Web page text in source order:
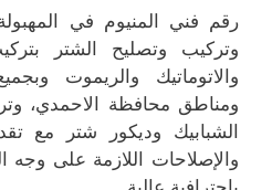
رقم فني المنيوم في
وتركيب وتصليح الشتر
والاتوماتيك والريموت
ومناطق محافظة الاحمدي،
الشبابيك وديكور شتر مع
والإصلاحات اللازمة على